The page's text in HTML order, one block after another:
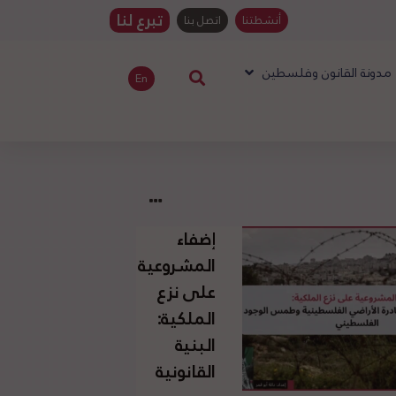
أنشطتنا اتصل بنا تبرع لنا
مدونة القانون وفلسطين En
إضفاء
المشروعية
على نزع
الملكية:
البنية
القانونية